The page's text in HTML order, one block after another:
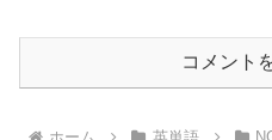
コメント
ホーム 英単語